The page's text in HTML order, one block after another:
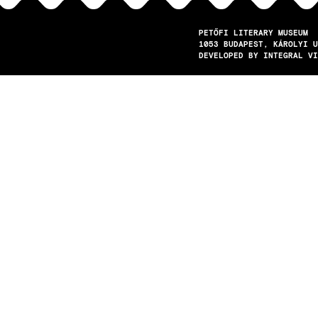
PETŐFI LITERARY MUSEUM
1053
BUDAPEST
KÁROLYI
DEVELOPED BY INTEGRAL